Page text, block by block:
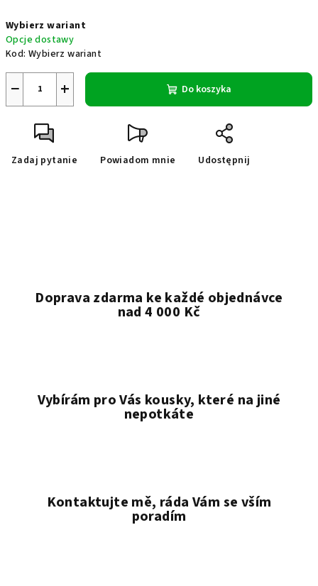
jednostkowa:
Wybierz wariant
Opcje dostawy
Kod: Wybierz wariant
+
− Do koszyka
Zadaj pytanie Powiadom mnie Udostępnij
Doprava zdarma ke každé objednávce
nad 4 000 Kč
Vybírám pro Vás kousky, které na jiné
nepotkáte
Kontaktujte mě, ráda Vám se vším
poradím